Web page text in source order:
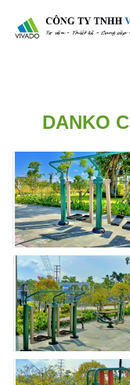
DANKO